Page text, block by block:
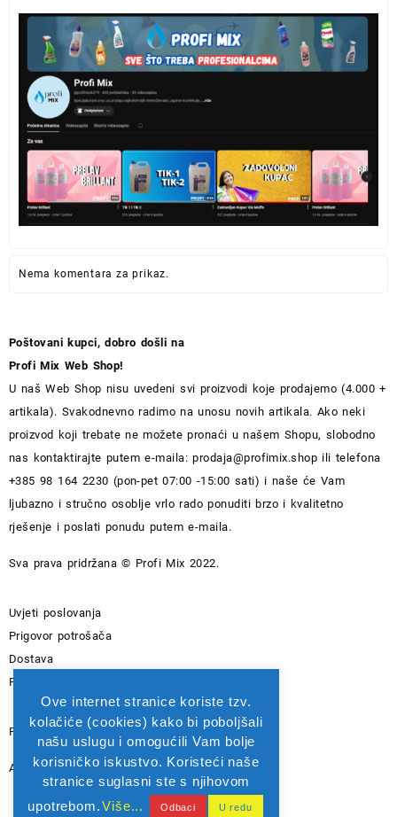
Nema komentara za prikaz.
Poštovani kupci, dobro došli na
Profi Mix Web Shop!
U naš Web Shop nisu uvedeni svi proizvodi koje prodajemo (4.000 +
artikala). Svakodnevno radimo na unosu novih artikala. Ako neki
proizvod koji trebate ne možete pronaći u našem Shopu, slobodno
nas kontaktirajte putem e-maila:prodaja@profimix.shop ili telefona
+385 98 164 2230 (pon-pet 07:00 -15:00 sati) i naše će Vam
ljubazno i stručno osoblje vrlo rado ponuditi brzo i kvalitetno
rješenje i poslati ponudu putem e-maila.
Sva prava pridržana © Profi Mix 2022.
Uvjeti poslovanja
Prigovor potrošača
Dostava
Pravila privatnosti
PIROVAC PROFI MIX D.O.O. - OIB: 82565742615
Adresa: Kralja Zvonimira 1A 22213 PIROVAC
Ove internet stranice koriste tzv.
kolačiće (cookies) kako bi poboljšali
našu uslugu i omogućili Vam bolje
korisničko iskustvo. Koristeći naše
stranice suglasni ste s njihovom
upotrebom.Više... Odbaci U redu